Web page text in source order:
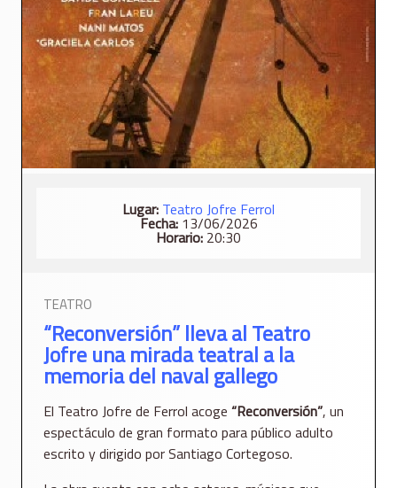
Lugar: Teatro Jofre Ferrol
Fecha:13/06/2026
Horario: 20:30
TEATRO
“Reconversión” lleva al Teatro
Jofre una mirada teatral a la
memoria del naval gallego
El Teatro Jofre de Ferrol acoge “Reconversión”, un
espectáculo de gran formato para público adulto
escrito y dirigido por Santiago Cortegoso.